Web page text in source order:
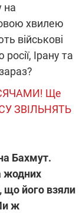
на
хвилею
військові
Ірану та
Ще
ЗВІЛЬНЯТЬ
Бахмут.
жодних
що його взяли
ж